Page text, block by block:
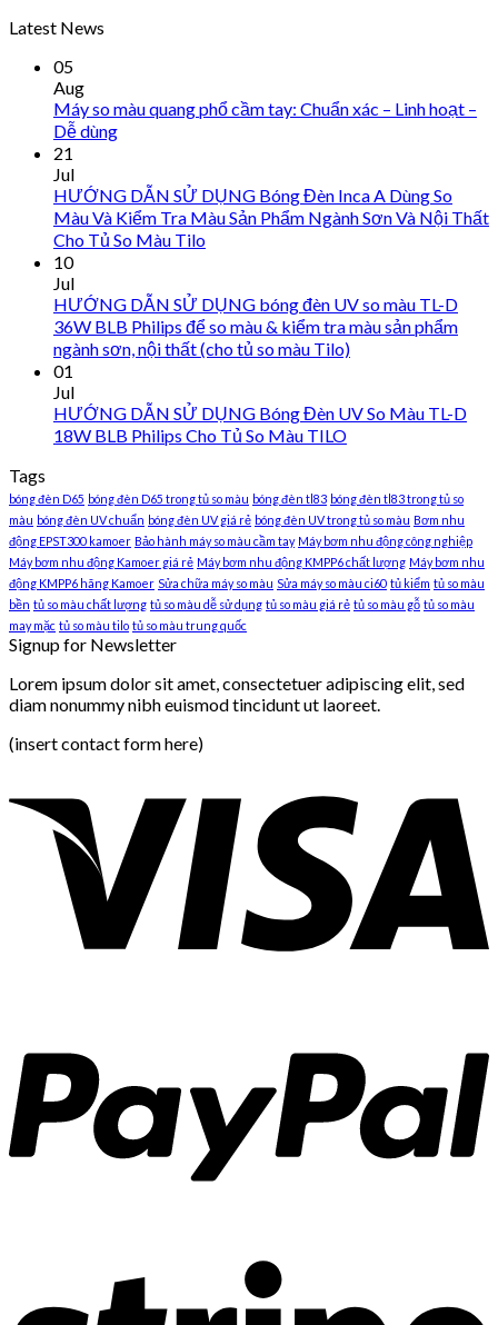
Latest News
05
Aug
Máy so màu quang phổ cầm tay: Chuẩn xác – Linh hoạt –
Dễ dùng
21
Jul
HƯỚNG DẪN SỬ DỤNG Bóng Đèn Inca A Dùng So
Màu Và Kiểm Tra Màu Sản Phẩm Ngành Sơn Và Nội Thất
Cho Tủ So Màu Tilo
10
Jul
HƯỚNG DẪN SỬ DỤNG bóng đèn UV so màu TL-D
36W BLB Philips để so màu & kiểm tra màu sản phẩm
ngành sơn, nội thất (cho tủ so màu Tilo)
01
Jul
HƯỚNG DẪN SỬ DỤNG Bóng Đèn UV So Màu TL-D
18W BLB Philips Cho Tủ So Màu TILO
Tags
bóng đèn D65 bóng đèn D65 trong tủ so màu bóng đèn tl83 bóng đèn tl83 trong tủ so
màu bóng đèn UV chuẩn bóng đèn UV giá rẻ bóng đèn UV trong tủ so màu Bơm nhu
động EPST300 kamoer Bảo hành máy so màu cầm tay Máy bơm nhu động công nghiệp
Máy bơm nhu động Kamoer giá rẻ Máy bơm nhu động KMPP6 chất lượng Máy bơm nhu
động KMPP6 hãng Kamoer Sửa chữa máy so màu Sửa máy so màu ci60 tủ kiểm tủ so màu
bền tủ so màu chất lượng tủ so màu dễ sử dụng tủ so màu giá rẻ tủ so màu gỗ tủ so màu
may mặc tủ so màu tilo tủ so màu trung quốc
Signup for Newsletter
Lorem ipsum dolor sit amet, consectetuer adipiscing elit, sed
diam nonummy nibh euismod tincidunt ut laoreet.
(insert contact form here)